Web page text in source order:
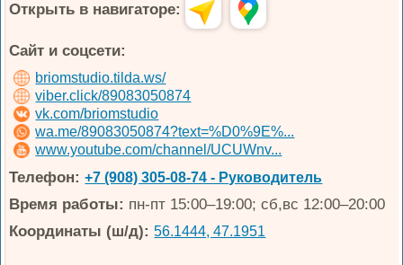
Открыть в навигаторе:
Сайт и соцсети:
briomstudio.tilda.ws/
viber.click/89083050874
vk.com/briomstudio
wa.me/89083050874?text=%D0%9E%...
www.youtube.com/channel/UCUWnv...
Телефон: +7 (908) 305-08-74 - Руководитель
Время работы: пн-пт 15:00–19:00; сб,вс 12:00–20:00
Координаты (ш/д): 56.1444, 47.1951